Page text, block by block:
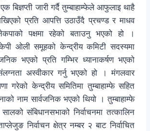
बिज्ञप्ती जारी गर्दै तुम्बाहाम्फेले आफुलाइ थाहै
प्रति आपत्ति उठाउँदै प्रचण्ड र माधव
पक्षमा रहेको बताउनु भएको हो ।
केपी ओली समूहको केन्द्रीय कमिटी सदस्यमा
भएको प्रति गम्भिर ध्यानाकर्षण भएको
अस्वीकार गर्नु भएको हो । मंगलवार
गरेको केन्द्रीय समितिमा तुम्बाहाम्फे सहित
नाम सार्वजनिक भएको थियो । तुम्बाहाम्फे
संबिधानसभाको निर्वाचनमा तत्कालिन
निर्वाचन क्षेत्र नम्बर २ बाट निर्वाचित